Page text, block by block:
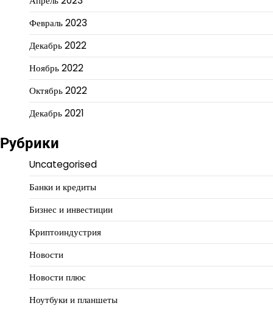
Февраль 2023
Декабрь 2022
Ноябрь 2022
Октябрь 2022
Декабрь 2021
Рубрики
Uncategorised
Банки и кредиты
Бизнес и инвестиции
Криптоиндустрия
Новости
Новости плюс
Ноутбуки и планшеты